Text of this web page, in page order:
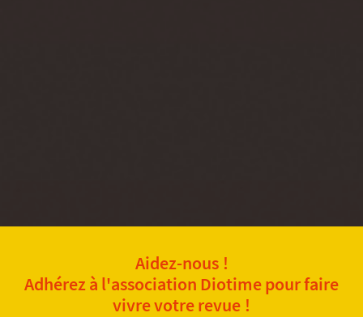
Aidez-nous !
Adhérez à l'association Diotime pour faire
vivre votre revue !